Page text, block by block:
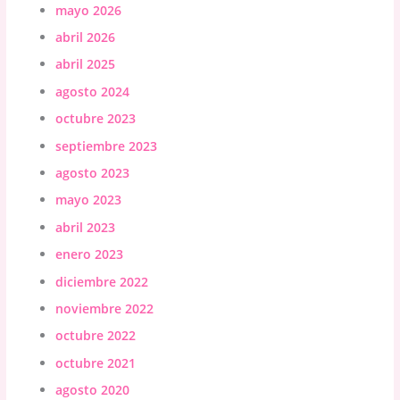
mayo 2026
abril 2026
abril 2025
agosto 2024
octubre 2023
septiembre 2023
agosto 2023
mayo 2023
abril 2023
enero 2023
diciembre 2022
noviembre 2022
octubre 2022
octubre 2021
agosto 2020